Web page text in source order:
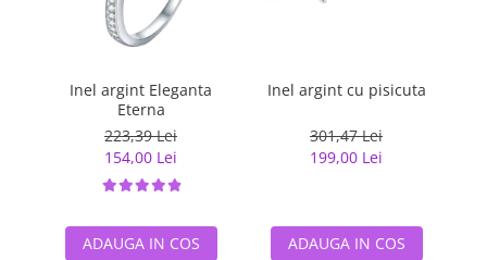
Inel argint Eleganta
Eterna
223,39 Lei
154,00 Lei
ADAUGA IN COS
Inel argint cu pisicuta
301,47 Lei
199,00 Lei
ADAUGA IN COS